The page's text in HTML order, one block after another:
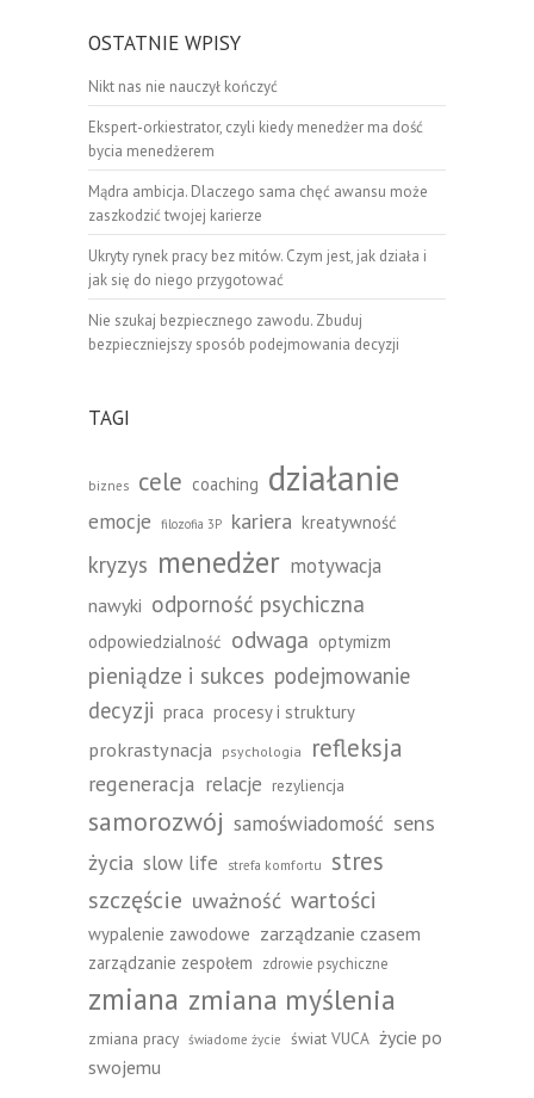
OSTATNIE WPISY
Nikt nas nie nauczył kończyć
Ekspert-orkiestrator, czyli kiedy menedżer ma dość
bycia menedżerem
Mądra ambicja. Dlaczego sama chęć awansu może
zaszkodzić twojej karierze
Ukryty rynek pracy bez mitów. Czym jest, jak działa i
jak się do niego przygotować
Nie szukaj bezpiecznego zawodu. Zbuduj
bezpieczniejszy sposób podejmowania decyzji
TAGI
biznes cele coaching działanie
emocje filozofia 3P kariera kreatywność
kryzys menedżer motywacja
nawyki odporność psychiczna
odpowiedzialność odwaga optymizm
pieniądze i sukces podejmowanie
decyzji praca procesy i struktury
prokrastynacja psychologia refleksja
regeneracja relacje rezyliencja
samorozwój samoświadomość sens
życia slow life strefa komfortu stres
szczęście uważność wartości
wypalenie zawodowe zarządzanie czasem
zarządzanie zespołem zdrowie psychiczne
zmiana zmiana myślenia
zmiana pracy świadome życie świat VUCA życie po
swojemu